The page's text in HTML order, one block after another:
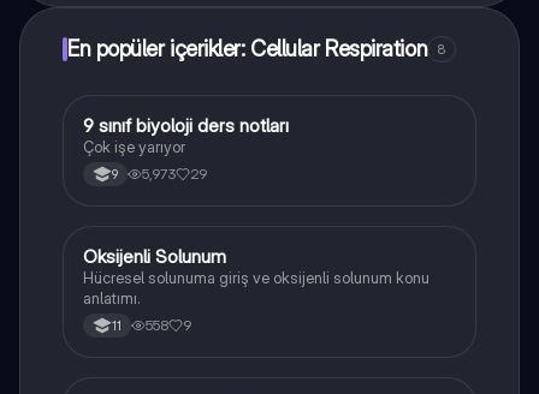
En popüler içerikler: Cellular Respiration 8
Biyoloji
9 sınıf biyoloji ders notları
Çok işe yarıyor
9 5,973 29
Fen Bilimleri
Oksijenli Solunum
Hücresel solunuma giriş ve oksijenli solunum konu
anlatımı.
11 558 9